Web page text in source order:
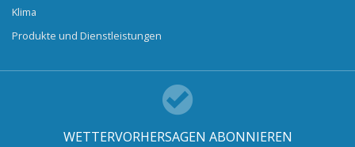
Klima
Produkte und Dienstleistungen
WETTERVORHERSAGEN ABONNIEREN